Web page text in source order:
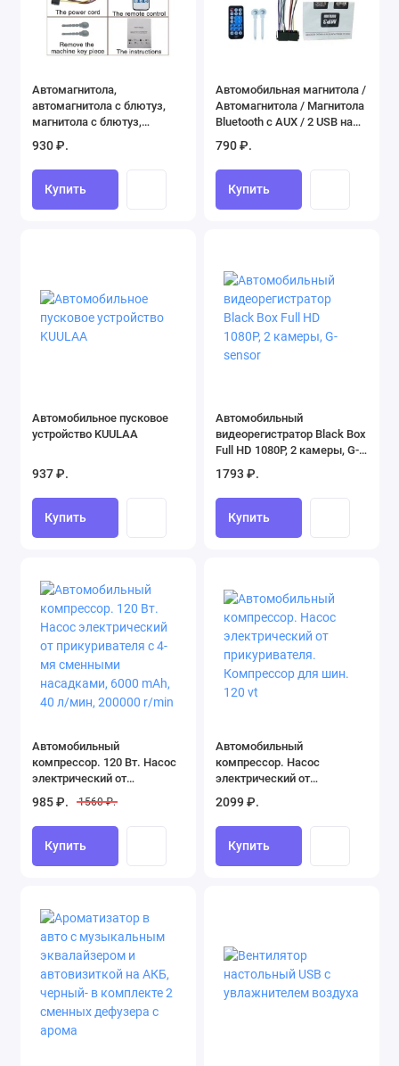
Автомагнитола,
автомагнитола с блютуз,
магнитола c блютуз,
USB на передней панели,
bluetooth, AUX, пульт ДУ
930 ₽.
Купить
Автомобильная магнитола /
Автомагнитола / Магнитола
Bluetooth с AUX / 2 USB на
/ SD
790 ₽.
Купить
Автомобильное пусковое
устройство KUULAA
937 ₽.
Купить
Автомобильный
видеорегистратор Black Box
Full HD 1080P, 2 камеры, G-
1793 ₽.
Купить
Автомобильный
компрессор. 120 Вт. Насос
электрический от
сменными насадками, 6000
mAh, 40 л/мин, 200000 r/min
985 ₽. 1560 ₽.
Купить
Автомобильный
компрессор. Насос
электрический от
для шин. 120 vt
2099 ₽.
Купить